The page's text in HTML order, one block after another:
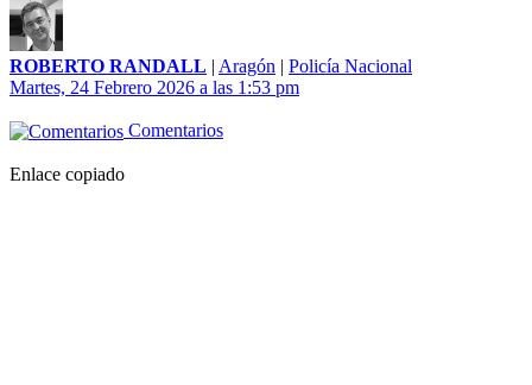
ROBERTO RANDALL | Aragón | Policía Nacional
Martes, 24 Febrero 2026 a las 1:53 pm
Comentarios
Enlace copiado